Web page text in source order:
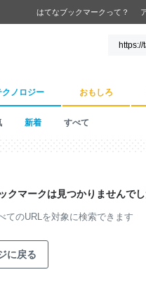
はてなブックマークって？
クノロジー おもしろ
新着 すべて
クマークは見つかりませんで
てのURLを対象に検索できます
に戻る